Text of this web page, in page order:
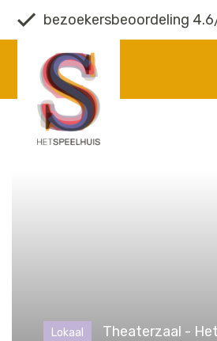
bezoekersbeoordeling
Lokaal Theaterzaal -